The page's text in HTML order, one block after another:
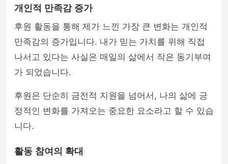
개인적 만족감 증가
후원 활동을 통해 제가 느낀 가장 큰 변화는 개인적
만족감의 증가입니다. 내가 믿는 가치를 위해 직접
나서고 있다는 사실은 매일의 삶에서 작은 동기부여
가 되었습니다.
후원은 단순히 금전적 지원을 넘어서, 나의 삶에 긍
정적인 변화를 가져오는 중요한 요소라고 할 수 있습
니다.
활동 참여의 확대